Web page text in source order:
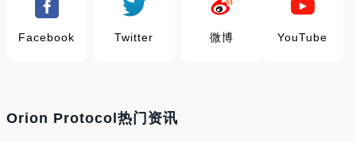
Facebook Twitter 微博 YouTube
Orion Protocol热门资讯